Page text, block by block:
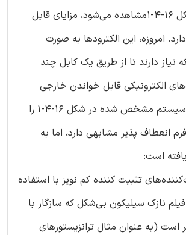
مانند آنچه در شکل 16-4-1مشاهده می‌شود، مزایای قابل
امروزه، این الکترودها به صورت
نیاز دارند تا از طریق یک کابل چند
الکترونیکی قابل خواندن خارجی
متصل شوند. ما سیستم مشخص شده در شکل 16-4-1 را
فرم انعطاف پذیر مشابهی دارد، اما به
است:
تثبیت کننده کم نویز با استفاده
فیلم نازک سیلیکون بی‌شکل که سازگار با
است (به عنوان مثال ترانزیستورهای